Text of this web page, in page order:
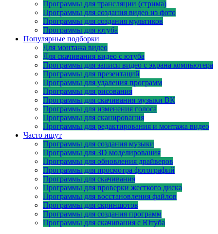
Программы для трансляции (стрима)
Программы для создания видео из фото
Программы для создания мультиков
Программы для ютуба
Популярные подборки
Для монтажа видео
Для скачивания видео с ютуба
Программы для записи видео с экрана компьютера
Программы для презентаций
Программы для удаления программ
Программы для рисования
Программы для скачивания музыки ВК
Программы для изменения голоса
Программы для сканирования
Программы для редактирования и монтажа видео
Часто ищут
Программы для создания музыки
Программы для 3D моделирования
Программы для обновления драйверов
Программы для просмотра фотографий
Программы для скачивания
Программы для проверки жесткого диска
Программы для восстановления файлов
Программы для скриншотов
Программы для создания программ
Программы для скачивания с Ютуба